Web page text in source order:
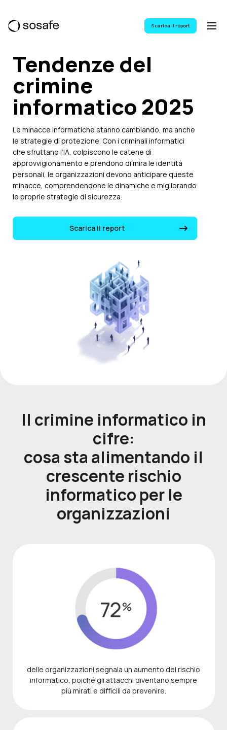
Scarica il report
Tendenze del
crimine
informatico 2025
Le minacce informatiche stanno cambiando, ma anche
le strategie di protezione. Con i criminali informatici
che sfruttano l’IA, colpiscono le catene di
approvvigionamento e prendono di mira le identità
personali, le organizzazioni devono anticipare queste
minacce, comprendendone le dinamiche e migliorando
le proprie strategie di sicurezza.
Scarica il report
Il crimine informatico in
cifre:
cosa sta alimentando il
crescente rischio
informatico per le
organizzazioni
delle organizzazioni segnala un aumento del rischio
informatico, poiché gli attacchi diventano sempre
più mirati e difficili da prevenire.